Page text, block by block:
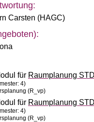
Carsten (HAGC)
für Raumplanung
4)
(R_vp)
für Raumplanung
4)
(R_vp)